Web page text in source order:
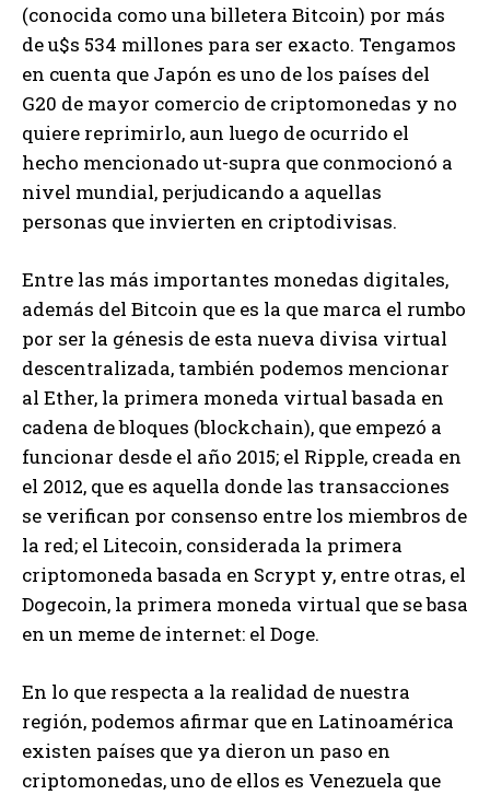
(conocida como una billetera Bitcoin) por más
de u$s 534 millones para ser exacto. Tengamos
en cuenta que Japón es uno de los países del
G20 de mayor comercio de criptomonedas y no
quiere reprimirlo, aun luego de ocurrido el
hecho mencionado ut-supra que conmocionó a
nivel mundial, perjudicando a aquellas
personas que invierten en criptodivisas.
Entre las más importantes monedas digitales,
además del Bitcoin que es la que marca el rumbo
por ser la génesis de esta nueva divisa virtual
descentralizada, también podemos mencionar
al Ether, la primera moneda virtual basada en
cadena de bloques (blockchain), que empezó a
funcionar desde el año 2015; el Ripple, creada en
el 2012, que es aquella donde las transacciones
se verifican por consenso entre los miembros de
la red; el Litecoin, considerada la primera
criptomoneda basada en Scrypt y, entre otras, el
Dogecoin, la primera moneda virtual que se basa
en un meme de internet: el Doge.
En lo que respecta a la realidad de nuestra
región, podemos afirmar que en Latinoamérica
existen países que ya dieron un paso en
criptomonedas, uno de ellos es Venezuela que